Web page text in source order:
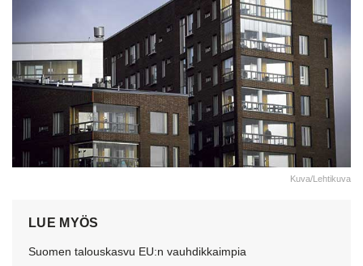
Kuva/Lehtikuva
LUE MYÖS
Suomen talouskasvu EU:n vauhdikkaimpia